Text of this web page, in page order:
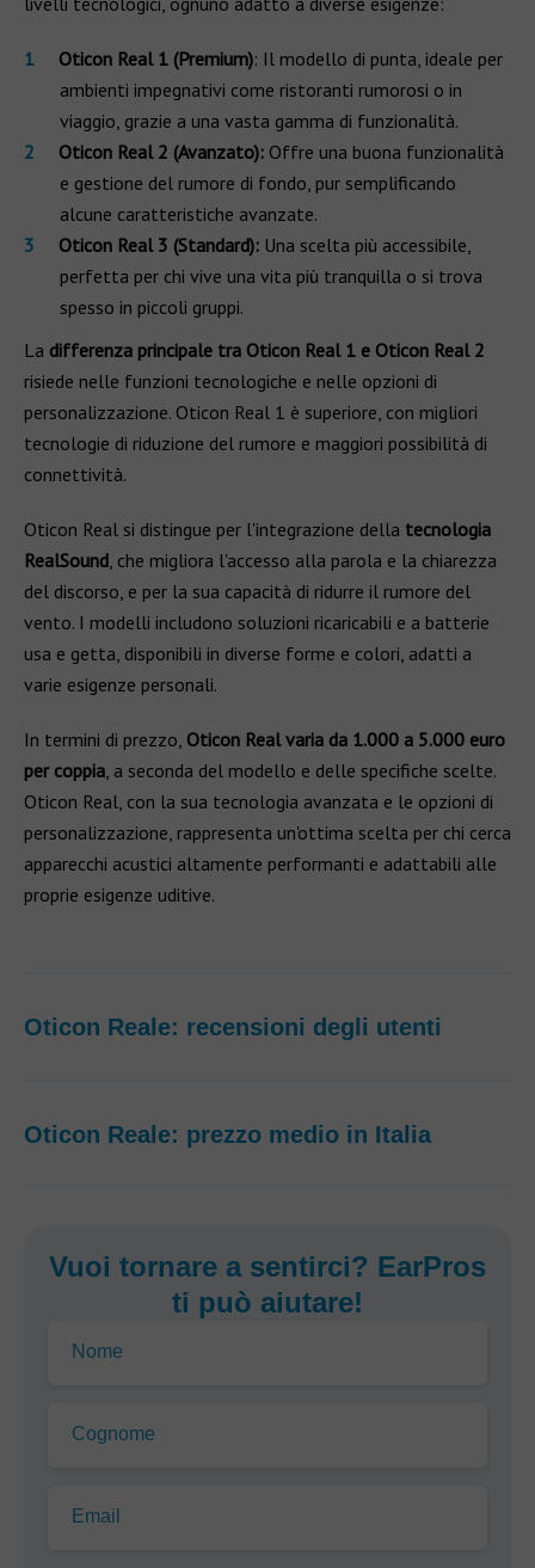
Oticon Real 1 (Premium): Il modello di punta, ideale per
ambienti impegnativi come ristoranti rumorosi o in
viaggio, grazie a una vasta gamma di funzionalità.
Oticon Real 2 (Avanzato): Offre una buona funzionalità
e gestione del rumore di fondo, pur semplificando
alcune caratteristiche avanzate.
Oticon Real 3 (Standard): Una scelta più accessibile,
perfetta per chi vive una vita più tranquilla o si trova
spesso in piccoli gruppi.
La differenza principale tra Oticon Real 1 e Oticon Real 2
risiede nelle funzioni tecnologiche e nelle opzioni di
personalizzazione. Oticon Real 1 è superiore, con migliori
tecnologie di riduzione del rumore e maggiori possibilità di
connettività.
Oticon Real si distingue per l'integrazione della tecnologia
RealSound , che migliora l'accesso alla parola e la chiarezza
del discorso, e per la sua capacità di ridurre il rumore del
vento. I modelli includono soluzioni ricaricabili e a batterie
usa e getta, disponibili in diverse forme e colori, adatti a
varie esigenze personali.
In termini di prezzo, Oticon Real varia da 1.000 a 5.000 euro
per coppia , a seconda del modello e delle specifiche scelte.
Oticon Real, con la sua tecnologia avanzata e le opzioni di
personalizzazione, rappresenta un'ottima scelta per chi cerca
apparecchi acustici altamente performanti e adattabili alle
proprie esigenze uditive.
Oticon Reale: recensioni degli utenti
Oticon Reale: prezzo medio in Italia
Vuoi tornare a sentirci? EarPros
ti può aiutare!
Nome
Cognome
Email